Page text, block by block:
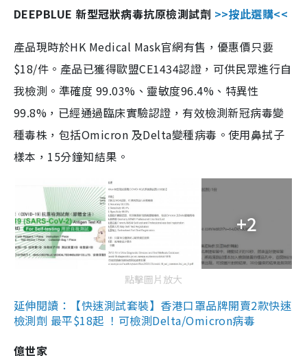
DEEPBLUE 新型冠狀病毒抗原檢測試劑 >>按此選購<<
產品現時於HK Medical Mask官網有售，優惠價只要
$18/件。產品已獲得歐盟CE1434認證，可供民眾進行自
我檢測。準確度 99.03%、靈敏度96.4%、特異性
99.8%，已經通過臨床實驗認證，有效檢測新冠病毒變
種毒株，包括Omicron 及Delta變種病毒。使用鼻拭子
樣本，15分鐘知結果。
+2
點擊圖片放大
延伸閱讀：【快速測試套裝】香港口罩品牌開賣2款快速
檢測劑 最平$18起 ！可檢測Delta/Omicron病毒
億世家